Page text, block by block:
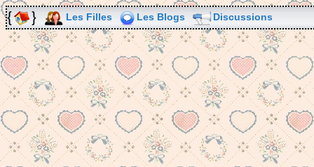
Les Filles Les Blogs Discussions